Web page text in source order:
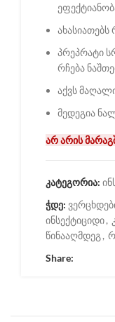
პრეპრატი
რჩება
აქვს
მედეგია
არ არის
კატეგორია:
ჭდე:
ინსექტიციდი,
წინააღმდეგ,
Share: